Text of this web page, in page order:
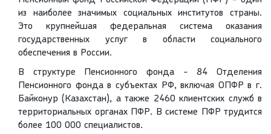
из наиболее значимых социальных институтов страны.
Это крупнейшая федеральная система оказания
государственных услуг в области социального
обеспечения в России.
В структуре Пенсионного фонда - 84 Отделения
Пенсионного фонда в субъектах РФ, включая ОПФР в г.
Байконур (Казахстан), а также 2460 клиентских служб в
территориальных органах ПФР. В системе ПФР трудится
более 100 000 специалистов.